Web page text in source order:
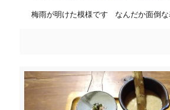
梅雨が明けた模様です なんだか面倒な